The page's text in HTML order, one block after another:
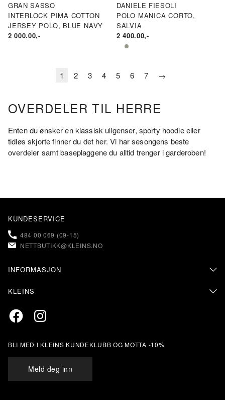
GRAN SASSO
INTERLOCK PIMA COTTON
JERSEY POLO, BLUE NAVY
2 000.00,-
DANIELE FIESOLI
POLO MANICA CORTO,
SALVIA
2 400.00,-
1 2 3 4 5 6 7 →
OVERDELER TIL HERRE
Enten du ønsker en klassisk ullgenser, sporty hoodie eller
tidløs skjorte finner du det her. Vi har sesongens beste
overdeler samt baseplaggene du alltid trenger i garderoben!
KUNDESERVICE
484 00 069 (09-15)
NETTBUTIKK@KLEINS.NO
INFORMASJON
FAQ – OFTE STILTE SPØRSMÅL
RETUR & BYTTE
KLEINS
BUTIKKER & ÅPNINGSTIDER
STØRRELSESANBEFALING
Facebook
Instagram
BLI MED I KLEINS KUNDEKLUBB OG MOTTA -10%
Meld deg inn